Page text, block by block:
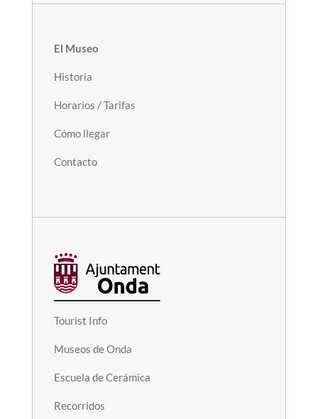
El Museo
Historia
Horarios / Tarifas
Cómo llegar
Contacto
Tourist Info
Museos de Onda
Escuela de Cerámica
Recorridos